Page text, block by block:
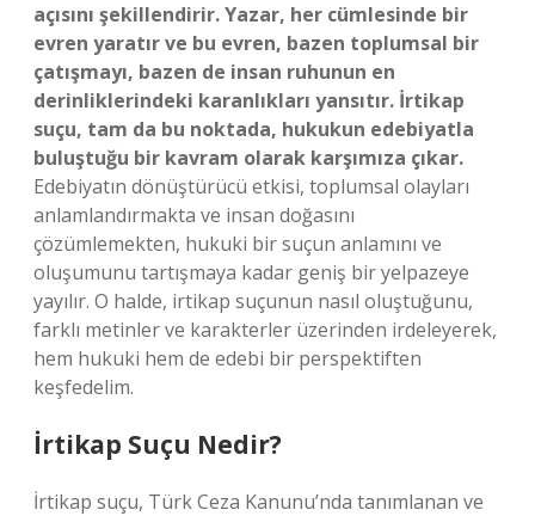
açısını şekillendirir. Yazar, her cümlesinde bir
evren yaratır ve bu evren, bazen toplumsal bir
çatışmayı, bazen de insan ruhunun en
derinliklerindeki karanlıkları yansıtır. İrtikap
suçu, tam da bu noktada, hukukun edebiyatla
buluştuğu bir kavram olarak karşımıza çıkar.
Edebiyatın dönüştürücü etkisi, toplumsal olayları
anlamlandırmakta ve insan doğasını
çözümlemekten, hukuki bir suçun anlamını ve
oluşumunu tartışmaya kadar geniş bir yelpazeye
yayılır. O halde, irtikap suçunun nasıl oluştuğunu,
farklı metinler ve karakterler üzerinden irdeleyerek,
hem hukuki hem de edebi bir perspektiften
keşfedelim.
İrtikap Suçu Nedir?
İrtikap suçu, Türk Ceza Kanunu’nda tanımlanan ve